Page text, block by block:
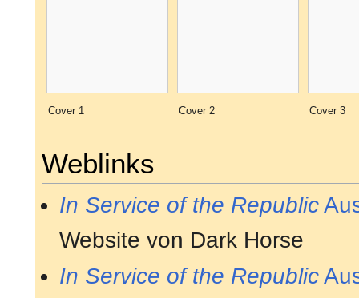
Cover 1 Cover 2 Cover 3
Weblinks
In Service of the Republic
Website von Dark Horse
In Service of the Republic